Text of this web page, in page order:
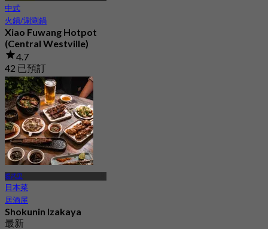
中式
火鍋/涮涮鍋
Xiao Fuwang Hotpot
(Central Westville)
4.7
42 已預訂
起 ฿ 322.5
暖武里
日本菜
居酒屋
Shokunin Izakaya
最新